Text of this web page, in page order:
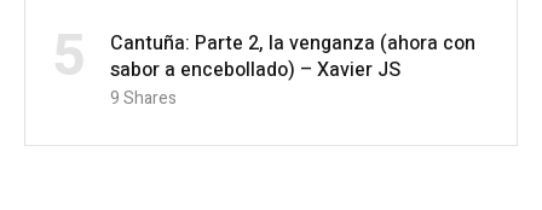
5
Cantuña: Parte 2, la venganza (ahora con
sabor a encebollado) – Xavier JS
9Shares